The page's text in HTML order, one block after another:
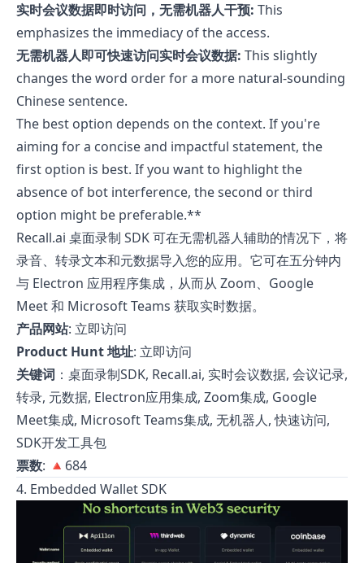
实时会议数据即时访问，无需机器人干预: This
emphasizes the immediacy of the access.
无需机器人即可快速访问实时会议数据: This slightly
changes the word order for a more natural-sounding
Chinese sentence.
The best option depends on the context. If you're
aiming for a concise and impactful statement, the
first option is best. If you want to highlight the
absence of bot interference, the second or third
option might be preferable.**
Recall.ai 桌面录制 SDK 可在无需机器人辅助的情况下，将
录音、转录文本和元数据导入您的应用。它可在五分钟内
与 Electron 应用程序集成，从而从 Zoom、Google
Meet 和 Microsoft Teams 获取实时数据。
产品网站: 立即访问
Product Hunt 地址: 立即访问
关键词 ：桌面录制SDK, Recall.ai, 实时会议数据, 会议记录,
转录, 元数据, Electron应用集成, Zoom集成, Google
Meet集成, Microsoft Teams集成, 无机器人, 快速访问,
SDK开发工具包
票数: 🔺684
4. Embedded Wallet SDK